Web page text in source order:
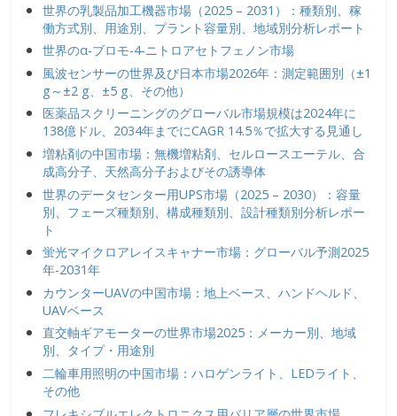
世界の乳製品加工機器市場（2025 – 2031）：種類別、稼
働方式別、用途別、プラント容量別、地域別分析レポート
世界のα-ブロモ-4-ニトロアセトフェノン市場
風波センサーの世界及び日本市場2026年：測定範囲別（±1
g～±2 g、±5 g、その他）
医薬品スクリーニングのグローバル市場規模は2024年に
138億ドル、2034年までにCAGR 14.5％で拡大する見通し
増粘剤の中国市場：無機増粘剤、セルロースエーテル、合
成高分子、天然高分子およびその誘導体
世界のデータセンター用UPS市場（2025 – 2030）：容量
別、フェーズ種類別、構成種類別、設計種類別分析レポー
ト
蛍光マイクロアレイスキャナー市場：グローバル予測2025
年-2031年
カウンターUAVの中国市場：地上ベース、ハンドヘルド、
UAVベース
直交軸ギアモーターの世界市場2025：メーカー別、地域
別、タイプ・用途別
二輪車用照明の中国市場：ハロゲンライト、LEDライト、
その他